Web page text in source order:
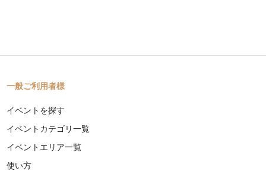
一般ご利用者様
イベントを探す
イベントカテゴリ一覧
イベントエリア一覧
使い方